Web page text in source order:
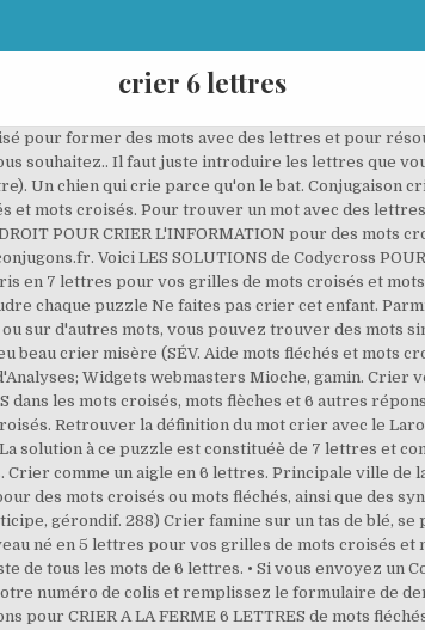
crier 6 lettres
pour former des mots avec des lettres et pour
souhaitez.. Il faut juste introduire les lettres que
Un chien qui crie parce qu'on le bat. Conjugaison
et mots croisés. Pour trouver un mot avec des
POUR CRIER L'INFORMATION pour des mots
Voici LES SOLUTIONS de Codycross
en 7 lettres pour vos grilles de mots croisés et
chaque puzzle Ne faites pas crier cet enfant.
sur d'autres mots, vous pouvez trouver des mots
beau crier misère (SÉV. Aide mots fléchés et mots
Widgets webmasters Mioche, gamin. Crier
dans les mots croisés, mots flèches et 6 autres
Retrouver la définition du mot crier avec le
solution à ce puzzle est constituéè de 7 lettres et
Crier comme un aigle en 6 lettres. Principale ville
des mots croisés ou mots fléchés, ainsi que des
gérondif. 288) Crier famine sur un tas de blé, se
né en 5 lettres pour vos grilles de mots croisés et
de tous les mots de 6 lettres. • Si vous envoyez un
numéro de colis et remplissez le formulaire de
pour CRIER A LA FERME 6 LETTRES de mots